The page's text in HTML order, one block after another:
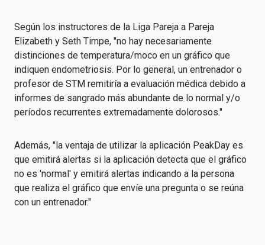
Según los instructores de la Liga Pareja a Pareja
Elizabeth y Seth Timpe, "no hay necesariamente
distinciones de temperatura/moco en un gráfico que
indiquen endometriosis. Por lo general, un entrenador o
profesor de STM remitiría a evaluación médica debido a
informes de sangrado más abundante de lo normal y/o
períodos recurrentes extremadamente dolorosos."
Además, "la ventaja de utilizar la aplicación PeakDay es
que emitirá alertas si la aplicación detecta que el gráfico
no es 'normal' y emitirá alertas indicando a la persona
que realiza el gráfico que envíe una pregunta o se reúna
con un entrenador."